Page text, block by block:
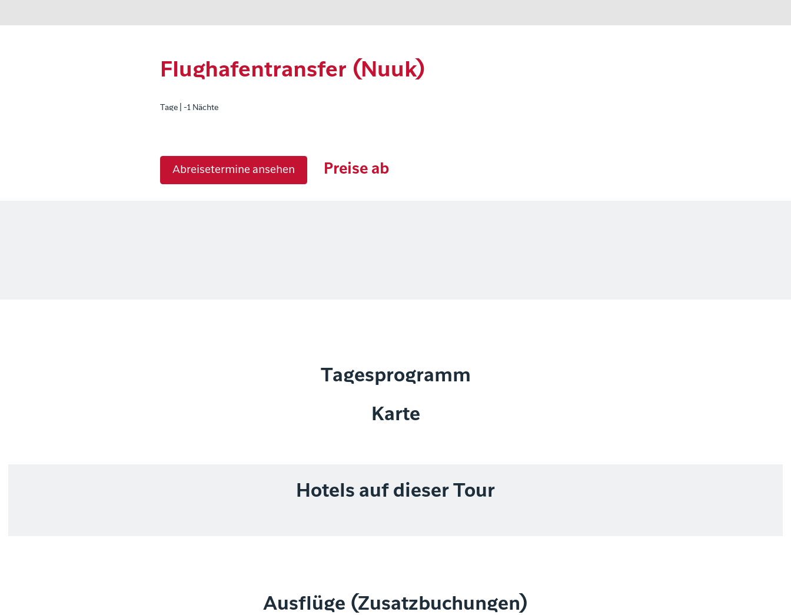
Flughafentransfer (Nuuk)
Tage | -1 Nächte
Abreisetermine ansehen Preise ab
Tagesprogramm
Karte
Hotels auf dieser Tour
Ausflüge (Zusatzbuchungen)